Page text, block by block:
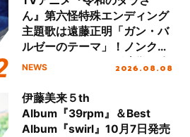
ん』第六怪特殊エンディング
主題歌は遠藤正明「ガン・バ
ルゼーのテーマ」！ノンクレ
ジットエンディング映像も公
NEWS 2026.08.08
伊藤美来５th
Album『39rpm』＆Best
Album『swirl』10月7日発売